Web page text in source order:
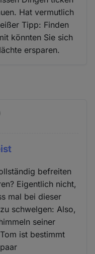
Hat vermutlich
Tipp: Finden
könnten Sie sich
ersparen.
befreiten
Eigentlich nicht,
mal bei dieser
schwelgen: Also,
seiner
ist bestimmt